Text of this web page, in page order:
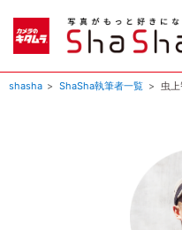
shasha ShaSha執筆者一覧 虫